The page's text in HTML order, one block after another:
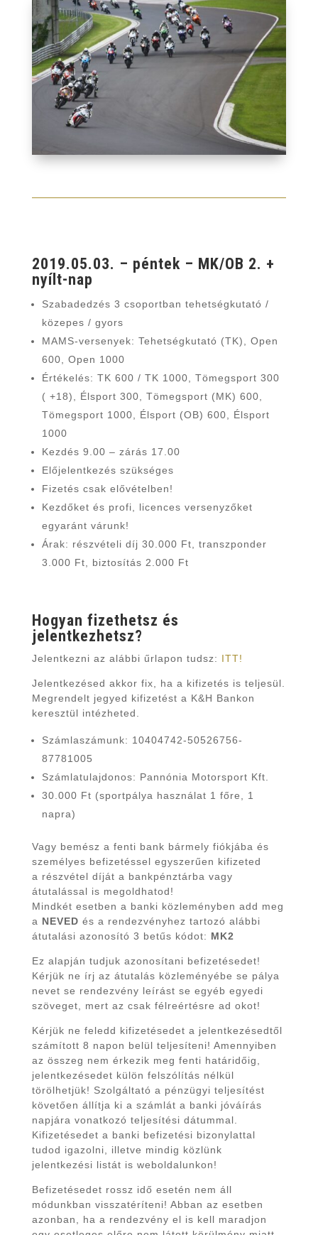
2019.05.03. – péntek – MK/OB 2. +
nyílt-nap
Szabadedzés 3 csoportban tehetségkutató /
közepes / gyors
MAMS-versenyek: Tehetségkutató (TK), Open
600, Open 1000
Értékelés: TK 600 / TK 1000, Tömegsport 300
( +18), Élsport 300, Tömegsport (MK) 600,
Tömegsport 1000, Élsport (OB) 600, Élsport
1000
Kezdés 9.00 – zárás 17.00
Előjelentkezés szükséges
Fizetés csak elővételben!
Kezdőket és profi, licences versenyzőket
egyaránt várunk!
Árak: részvételi díj 30.000 Ft, transzponder
3.000 Ft, biztosítás 2.000 Ft
Hogyan fizethetsz és
jelentkezhetsz?
Jelentkezni az alábbi űrlapon tudsz: ITT!
Jelentkezésed akkor fix, ha a kifizetés is teljesül.
Megrendelt jegyed kifizetést a K&H Bankon
keresztül intézheted.
Számlaszámunk: 10404742-50526756-
87781005
Számlatulajdonos: Pannónia Motorsport Kft.
30.000 Ft (sportpálya használat 1 főre, 1
napra)
Vagy bemész a fenti bank bármely fiókjába és
személyes befizetéssel egyszerűen kifizeted
a részvétel díját a bankpénztárba vagy
átutalással is megoldhatod!
Mindkét esetben a banki közleményben add meg
a NEVED és a rendezvényhez tartozó alábbi
átutalási azonosító 3 betűs kódot: MK2
Ez alapján tudjuk azonosítani befizetésedet!
Kérjük ne írj az átutalás közleményébe se pálya
nevet se rendezvény leírást se egyéb egyedi
szöveget, mert az csak félreértésre ad okot!
Kérjük ne feledd kifizetésedet a jelentkezésedtől
számított 8 napon belül teljesíteni! Amennyiben
az összeg nem érkezik meg fenti határidőig,
jelentkezésedet külön felszólítás nélkül
törölhetjük! Szolgáltató a pénzügyi teljesítést
követően állítja ki a számlát a banki jóváírás
napjára vonatkozó teljesítési dátummal.
Kifizetésedet a banki befizetési bizonylattal
tudod igazolni, illetve mindig közlünk
jelentkezési listát is weboldalunkon!
Befizetésedet rossz idő esetén nem áll
módunkban visszatéríteni! Abban az esetben
azonban, ha a rendezvény el is kell maradjon